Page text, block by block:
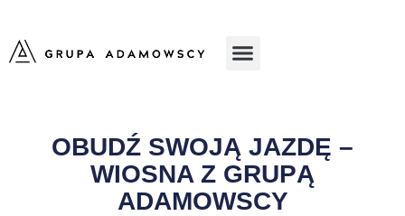
OBUDŹ SWOJĄ JAZDĘ –
WIOSNA Z GRUPĄ
ADAMOWSCY